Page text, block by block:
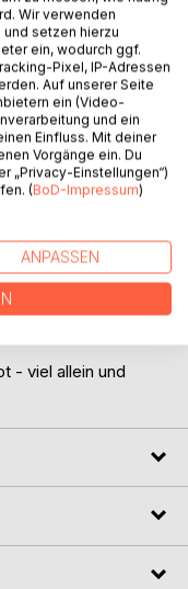
zu sehen und
sehnsüchtig
denen keine Fähre
- viel allein und
Wir verwenden
setzen hierzu
ein, wodurch ggf.
Pixel, IP-Adressen
Auf unserer Seite
ein (Video-
und ein
Einfluss. Mit deiner
Vorgänge ein. Du
„Privacy-Einstellungen“)
(BoD-Impressum)
ANPASSEN